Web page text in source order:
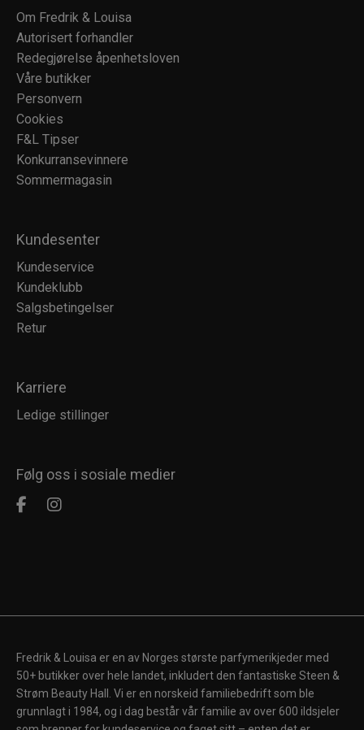
Om Fredrik & Louisa
Autorisert forhandler
Redegjørelse åpenhetsloven
Våre butikker
Personvern
Cookies
F&L Tipser
Konkurransevinnere
Sommermagasin
Kundesenter
Kundeservice
Kundeklubb
Salgsbetingelser
Retur
Karriere
Ledige stillinger
Følg oss i sosiale medier
Fredrik & Louisa er en av Norges største parfymerikjeder med
50+ butikker over hele landet, inkludert den fantastiske Steen &
Strøm Beauty Hall. Vi er en norskeid familiebedrift som ble
grunnlagt i 1984, og i dag består vår familie av over 600 ildsjeler